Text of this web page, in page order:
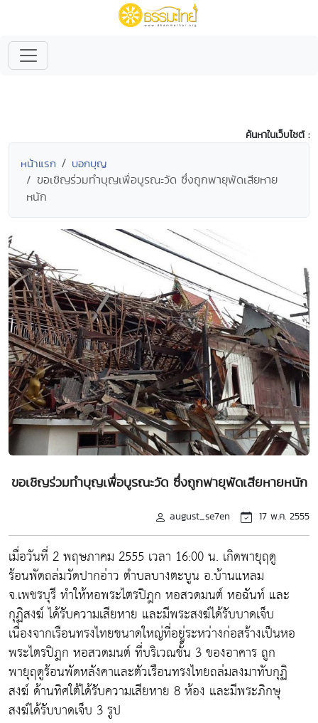
ค้นหาในเว็บไซต์ :
หน้าแรก บอกบุญ
ขอเชิญร่วมทำบุญเพื่อบูรณะวัด ซึ่งถูกพายุพัดเสียหาย
หนัก
ขอเชิญร่วมทำบุญเพื่อบูรณะวัด ซึ่งถูกพายุพัดเสียหายหนัก
august_se7en 17 พ.ค. 2555
เมื่อวันที่ 2 พฤษภาคม 2555 เวลา 16:00 น. เกิดพายุฤดู
ร้อนพัดถล่มวัดปากอ่าว ตำบลบางตะบูน อ.บ้านแหลม
จ.เพชรบุรี ทำให้หอพระไตรปิฎก หอสวดมนต์ หอฉันท์ และ
กุฏิสงฆ์ ได้รับความเสียหาย และมีพระสงฆ์ได้รับบาดเจ็บ
เนื่องจากเรือนทรงไทยขนาดใหญ่ที่อยู่ระหว่างก่อสร้างเป็นหอ
พระไตรปิฎก หอสวดมนต์ ที่บริเวณชั้น 3 ของอาคาร ถูก
พายุฤดูร้อนพัดหลังคาและตัวเรือนทรงไทยถล่มลงมาทับกุฏิ
สงฆ์ ด้านทิศใต้ได้รับความเสียหาย 8 ห้อง และมีพระภิกษุ
สงฆ์ได้รับบาดเจ็บ 3 รูป